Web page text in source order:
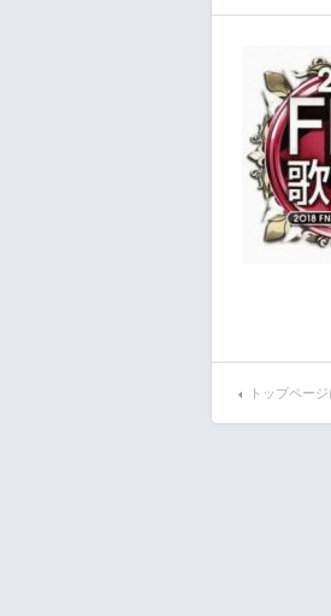
トップペー